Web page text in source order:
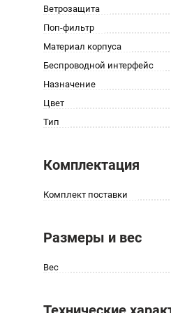
Ветрозащита
Поп-фильтр
Материал корпуса
Беспроводной интерфейс
Назначение
Цвет
Тип
Комплектация
Комплект поставки
Размеры и вес
Вес